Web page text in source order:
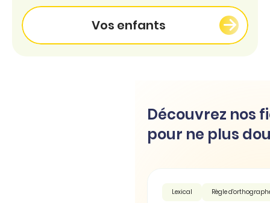
Vos enfants
Découvrez nos
pour ne plus
Lexical Règle